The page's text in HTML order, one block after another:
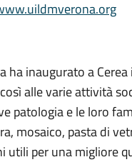
inaugurato a
alle varie attività
patologia e le loro
mosaico, pasta di
per una migliore